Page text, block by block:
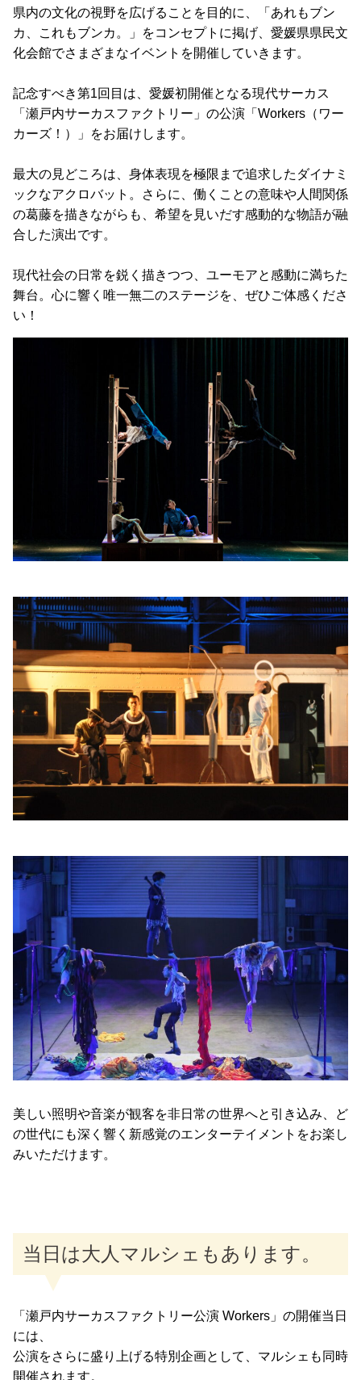
県内の文化の視野を広げることを目的に、「あれもブン
カ、これもブンカ。」をコンセプトに掲げ、愛媛県県民文
化会館でさまざまなイベントを開催していきます。
記念すべき第1回目は、愛媛初開催となる現代サーカス
「瀬戸内サーカスファクトリー」の公演「Workers（ワー
カーズ！）」をお届けします。
最大の見どころは、身体表現を極限まで追求したダイナミ
ックなアクロバット。さらに、働くことの意味や人間関係
の葛藤を描きながらも、希望を見いだす感動的な物語が融
合した演出です。
現代社会の日常を鋭く描きつつ、ユーモアと感動に満ちた
舞台。心に響く唯一無二のステージを、ぜひご体感くださ
い！
美しい照明や音楽が観客を非日常の世界へと引き込み、ど
の世代にも深く響く新感覚のエンターテイメントをお楽し
みいただけます。
当日は大人マルシェもあります。
「瀬戸内サーカスファクトリー公演 Workers」の開催当日
には、
公演をさらに盛り上げる特別企画として、マルシェも同時
開催されます。